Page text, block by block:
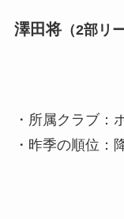
澤田将（2部リー
・所属クラブ：
・昨季の順位：